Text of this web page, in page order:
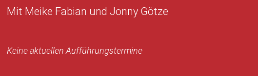
Mit Meike Fabian und Jonny Götze
Keine aktuellen Aufführungstermine